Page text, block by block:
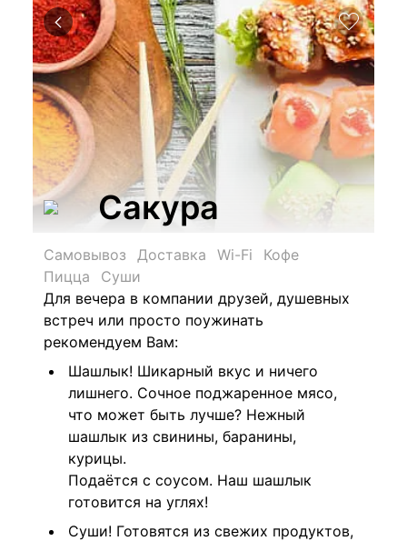
Сакура
Самовывоз Доставка Wi-Fi
Кофе
Пицца
Суши
Для вечера в компании друзей, душевных
встреч или просто поужинать
рекомендуем Вам:
Шашлык! Шикарный вкус и ничего
лишнего. Сочное поджаренное мясо,
что может быть лучше? Нежный
шашлык из свинины, баранины,
курицы.
Подаётся с соусом. Наш шашлык
готовится на углях!
Суши! Готовятся из свежих продуктов,